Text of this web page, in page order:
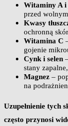
Witaminy A i
przed
Kwasy
ochronną
Witamina C
gojenie
Cynk i selen
stany zapalne,
Magnez –
na
Uzupełnienie tych
często przynosi